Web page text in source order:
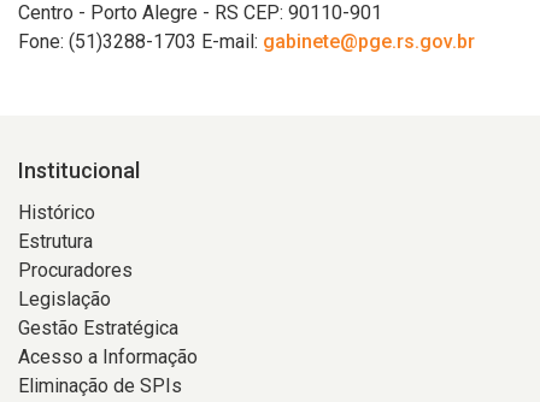
Centro - Porto Alegre - RS CEP: 90110-901
Fone: (51)3288-1703 E-mail: gabinete@pge.rs.gov.br
Institucional
Histórico
Estrutura
Procuradores
Legislação
Gestão Estratégica
Acesso a Informação
Eliminação de SPIs